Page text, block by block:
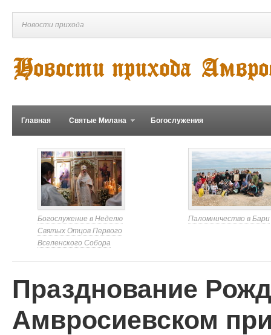
Новости прихода
Главная Святые Милана Богослужения
Богослужение в Неделю
Святых Отцов Первого
Вселенского Собора
Паломничество в Бари
Празднование
Амвросиевском